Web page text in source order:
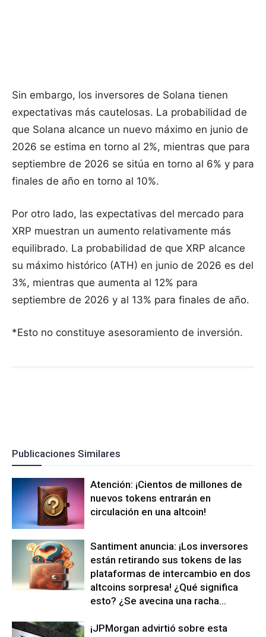
Sin embargo, los inversores de Solana tienen
expectativas más cautelosas. La probabilidad de
que Solana alcance un nuevo máximo en junio de
2026 se estima en torno al 2%, mientras que para
septiembre de 2026 se sitúa en torno al 6% y para
finales de año en torno al 10%.
Por otro lado, las expectativas del mercado para
XRP muestran un aumento relativamente más
equilibrado. La probabilidad de que XRP alcance
su máximo histórico (ATH) en junio de 2026 es del
3%, mientras que aumenta al 12% para
septiembre de 2026 y al 13% para finales de año.
*Esto no constituye asesoramiento de inversión.
Publicaciones Similares
Atención: ¡Cientos de millones de
nuevos tokens entrarán en
circulación en una altcoin!
Santiment anuncia: ¡Los inversores
están retirando sus tokens de las
plataformas de intercambio en dos
altcoins sorpresa! ¿Qué significa
esto? ¿Se avecina una racha...
¡JPMorgan advirtió sobre esta